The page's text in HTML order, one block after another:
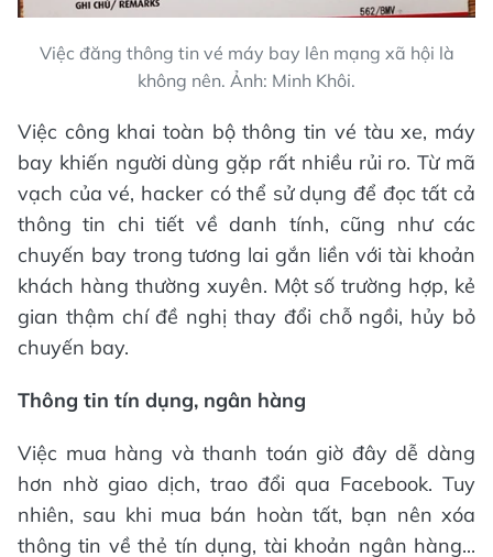
Việc đăng thông tin vé máy bay lên mạng xã hội là
không nên. Ảnh: Minh Khôi.
Việc công khai toàn bộ thông tin vé tàu xe, máy
bay khiến người dùng gặp rất nhiều rủi ro. Từ mã
vạch của vé, hacker có thể sử dụng để đọc tất cả
thông tin chi tiết về danh tính, cũng như các
chuyến bay trong tương lai gắn liền với tài khoản
khách hàng thường xuyên. Một số trường hợp, kẻ
gian thậm chí đề nghị thay đổi chỗ ngồi, hủy bỏ
chuyến bay.
Thông tin tín dụng, ngân hàng
Việc mua hàng và thanh toán giờ đây dễ dàng
hơn nhờ giao dịch, trao đổi qua Facebook. Tuy
nhiên, sau khi mua bán hoàn tất, bạn nên xóa
thông tin về thẻ tín dụng, tài khoản ngân hàng...